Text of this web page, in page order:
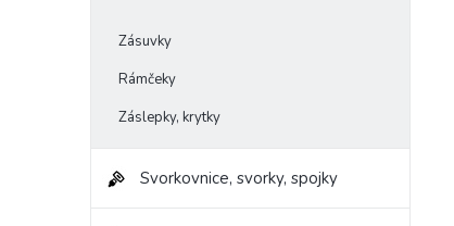
Zásuvky
Rámčeky
Záslepky, krytky
Svorkovnice, svorky, spojky